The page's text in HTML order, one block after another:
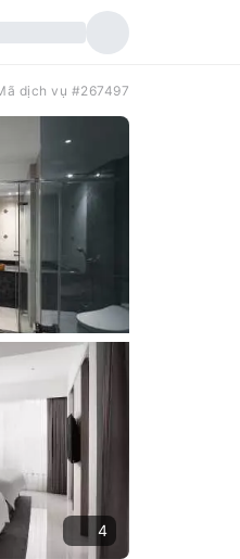
dịch vụ #267497
4